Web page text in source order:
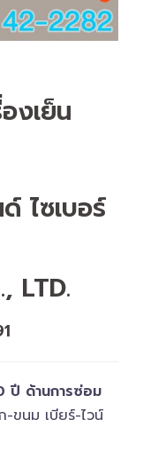
งเย็น
ไซเบอร์
LTD.
ปี ด้านการซ่อม
-ขนม เบียร์-ไวน์​